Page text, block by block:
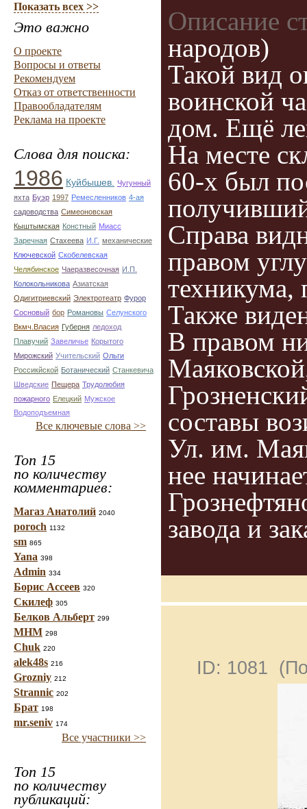
Показать всех >>
Это важно
О проекте
Вопросы и ответы
Рекомендуем
Отказ от ответственности
Правообладателям
Реклама на проекте
Слова для поиска:
1986 Куйбышев. Чугунный
яхта Буэр 1997 Ремесленников 4-ая
садоводства Симеоновская
Кыштымская Констный Миасс
Заречная Стахеева И.Г. механические
Ключевской Скобелевская
Челябинское Чаеразвесочная И.П.
Колокольникова Азиатская
Одигитриевский Электротеатр Фурор
Сосновый бор Романовы Селунского
Вкмч.Власия Губерня ледоход
Плавучий Завеличье Корытого
Мирожский Учительский Ольги
Россикйской Ботанический Станкевича
Шведские Пещера Трудолюбия
пожарного Елецкий Мужское
Водоподъемная
Все ключевые слова >>
Топ 15
по количеству
комментариев:
Магаз Анатолий 2040
poroch 1132
sm 865
Yana 398
Admin 334
Борис Ассеев 320
Скилеф 305
Белков Альберт 299
МНМ 298
Chuk 220
alek48s 216
Grozniy 212
Strannic 202
Брат 198
mr.seniv 174
Все участники >>
Топ 15
по количеству
публикаций:
Описание
народов)
Такой вид
воинской
дом. Ещё
На месте
60-х был
Справа
правом
техникума,
Также
В правом
составы
Ул. им.
нее
завода и
ID: 1081